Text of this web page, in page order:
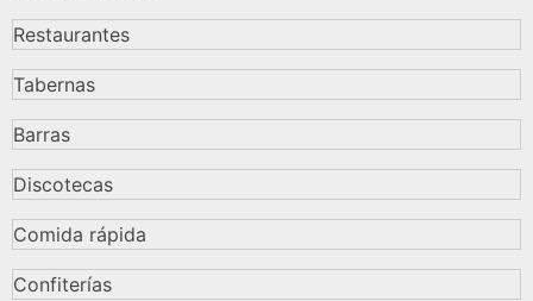
Restaurantes
Tabernas
Barras
Discotecas
Comida rápida
Confiterías